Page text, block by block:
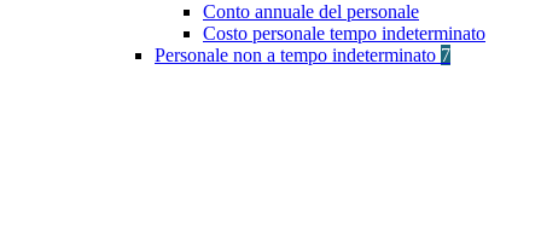
Conto annuale del personale
Costo personale tempo indeterminato
Personale non a tempo indeterminato 7